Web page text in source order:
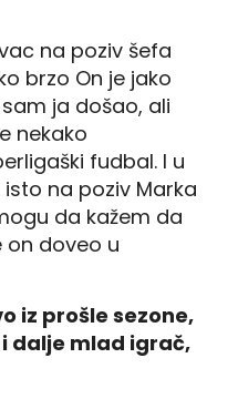
na poziv šefa
brzo On je jako
ja došao, ali
nekako
fudbal. I u
na poziv Marka
da kažem da
on doveo u
iz prošle sezone,
dalje mlad igrač,